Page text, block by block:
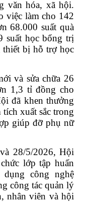
văn hóa, xã hội.
việc làm cho 142
68.000 suất quà
suất học bổng trị
thiết bị hỗ trợ học
và sửa chữa 26
1,3 tỉ đồng cho
đã khen thưởng
tích xuất sắc trong
giúp đỡ phụ nữ
28/5/2026, Hội
lớp tập huấn
công nghệ
công tác quản lý
nhân viên và hội